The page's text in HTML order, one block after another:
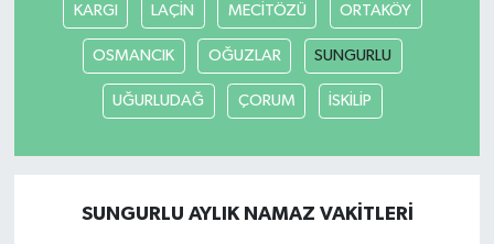
KARGI LAÇİN MECİTÖZÜ ORTAKÖY
OSMANCIK OĞUZLAR SUNGURLU
UĞURLUDAĞ ÇORUM İSKİLİP
SUNGURLU AYLIK NAMAZ VAKITLERI